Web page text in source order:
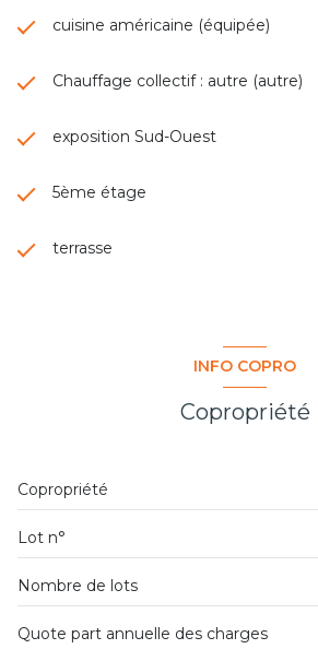
cuisine américaine (équipée)
Chauffage collectif : autre (autre)
exposition Sud-Ouest
5ème étage
terrasse
INFO COPRO
Copropriété
Copropriété
Lot n°
Nombre de lots
Quote part annuelle des charges